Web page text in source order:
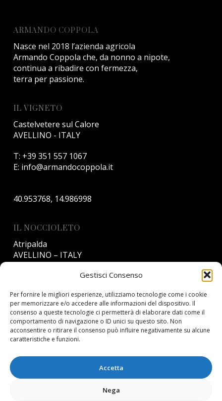
Gestisci Consenso
Per fornire le migliori esperienze, utilizziamo tecnologie come i cookie
per memorizzare e/o accedere alle informazioni del dispositivo. Il
consenso a queste tecnologie ci permetterà di elaborare dati come il
comportamento di navigazione o ID unici su questo sito. Non
acconsentire o ritirare il consenso può influire negativamente su alcune
caratteristiche e funzioni.
Accetta
Nega
ARMANDO COPPOLA
Nasce nel 2018 l’azienda agricola
Armando Coppola che, da nonno a nipote,
continua a ribadire con fermezza,
terra per passione.
IL VIGNETO
Castelvetere sul Calore
AVELLINO - ITALY
T: +39 351 557 1067
E: info@armandocoppola.it
40.953768, 14.986998
IL NOCCIOLETO
Atripalda
AVELLINO – ITALY
+39 351 557 1067
PRIVACY
Privacy Policy